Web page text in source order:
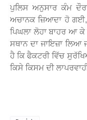
ਪੁਲਿਸ ਅਨੁਸਾਰ ਕੰਮ
ਅਚਾਨਕ ਜ਼ਿਆਦਾ ਹੋ
ਪਿਘਲਾ ਲੋਹਾ ਬਾਹਰ ਆ
ਸਥਾਨ ਦਾ ਜਾਇਜ਼ਾ ਲਿਆ
ਹੈ ਕਿ ਫੈਕਟਰੀ ਵਿੱਚ
ਕਿਸੇ ਕਿਸਮ ਦੀ